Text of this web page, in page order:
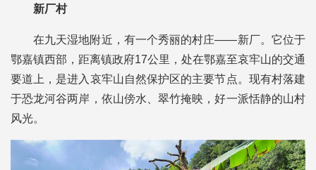
新厂村
在九天湿地附近，有一个秀丽的村庄——新厂。它位于
鄂嘉镇西部，距离镇政府17公里，处在鄂嘉至哀牢山的交通
要道上，是进入哀牢山自然保护区的主要节点。现有村落建
于恐龙河谷两岸，依山傍水、翠竹掩映，好一派恬静的山村
风光。